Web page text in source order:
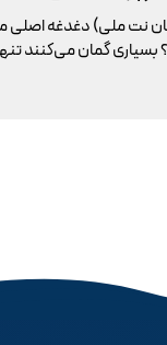
نت ملی) دغدغه